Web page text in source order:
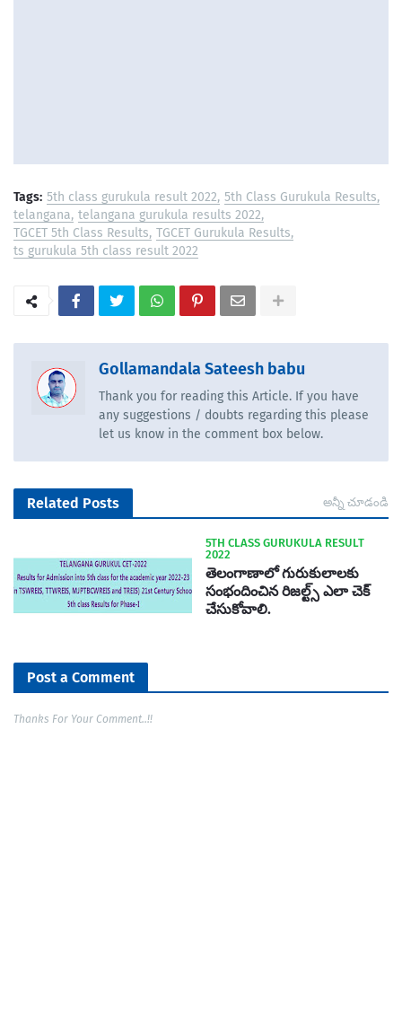
Tags: 5th class gurukula result 2022 5th Class Gurukula Results
telangana telangana gurukula results 2022
TGCET 5th Class Results TGCET Gurukula Results
ts gurukula 5th class result 2022
Gollamandala Sateesh babu
Thank you for reading this Article. If you have
any suggestions / doubts regarding this please
let us know in the comment box below.
Related Posts అన్నీ చూడండి
5TH CLASS GURUKULA RESULT
2022
తెలంగాణాలో గురుకులాలకు
సంభందించిన రిజల్ట్స్ ఎలా చెక్
చేసుకోవాలి.
Post a Comment
Thanks For Your Comment..!!